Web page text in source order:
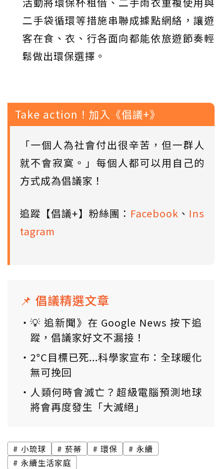
二手袋循環等措施串聯成據點網絡，讓遊
客在食、衣、行各面向都能依旅遊節奏輕
鬆做出環保選擇。
Take action！加入《倡議+》
「一個人為社會付出很辛苦，但一群人
就不會寂寞。」每個人都可以用自己的
方式成為倡議家！
追蹤【倡議+】粉絲團： Facebook 、 Ins
tagram
📌 倡議精選文章
💡 追新聞》在 Google News 按下追
蹤，倡議家好文不漏接！
2°C目標已死...科學家宣布：全球暖化
無可挽回
人類何時會滅亡？超級電腦預測地球
將會再度發生「大滅絕」
小琉球 菸蒂 環保
永續
永續生活家庭